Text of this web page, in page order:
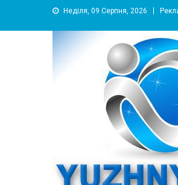
Неділя, 09 Серпня, 2026
информационный